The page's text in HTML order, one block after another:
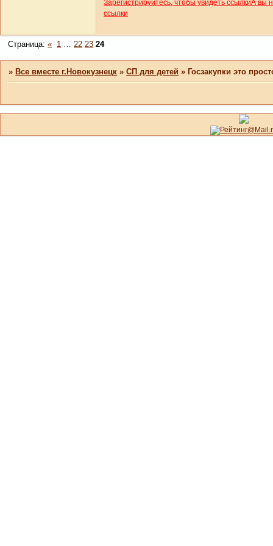
Зарегистрируйтесь, чтобы увидеть ссылкиА вы
ссылки
Страница:« 1 22 23 24
» Все вместе г.Новокузнецк »СП для детей » Госзакупки это